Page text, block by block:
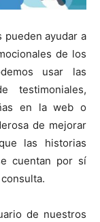
pueden ayudar a
de los
usar las
testimoniales,
en la web o
de mejorar
las historias
cuentan por sí
de nuestros